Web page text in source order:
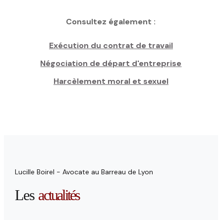
Consultez également :
Exécution du contrat de travail
Négociation de départ d'entreprise
Harcèlement moral et sexuel
Lucille Boirel - Avocate au Barreau de Lyon
Les actualités